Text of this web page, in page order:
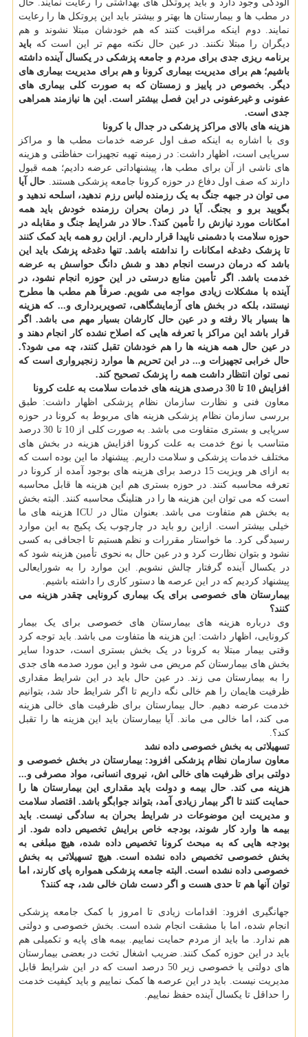
آلودگی وجود دارد و باید پروتکل های بهداشتی را رعایت نمایند. حال
در مطب ها و بیمارستان ها بهتر و بیشتر باید این پروتکل ها را رعایت
نمایند. دوم اینکه مراقبت کنند که هم خودشان مبتلا نشوند و هم
دیگران را مبتلا نکنند. در عین حال نکته مهم تر این است که باید
برنامه ریزی جدی برای مردم و جامعه پزشکی در یکسال آینده داشته
باشیم؛ هم برای مدیریت بیماری کرونا و هم برای مدیریت بیماری های
دیگر. بخصوص در پاییز و زمستان که به صورت کلی بیماری های
عفونی و غیرعفونی در این فصل بیشتر است. این ها نیازمند همراهی
جدی است.
هزینه های بالای مراکز پزشکی در جدال با کرونا
وی با اشاره به اینکه صف اول عرضه خدمات مطب ها و مراکز
سرپایی است، اظهار داشت: در زمینه تهیه تجهیزات حفاظتی و هزینه
های ناشی از آن برای مطب ها، پیشنهاداتی عرضه دادیم؛ همه قبول
دارند که صف اول دفاع در حوزه کرونا جامعه پزشکی هستند. حال آیا
می توان در جبهه جنگ به یک رزمنده لباس رزم ندهید، اسلحه ندهید و
بگویید برو و بجنگ. آیا در زمان بحران رزمنده خودش باید همه
امکانات مورد نیازش را تأمین کند؟. حالا در شرایط جنگ و مقابله در
حوزه سلامت با دشمنی ناپیدا قرار داریم. ازاین رو همه باید کمک کنند
تا پزشک دغدغه امکانات را نداشته باشد. تنها دغدغه پزشک باید این
باشد که درمان درست انجام دهد و شش دانگ حواسش به عرضه
خدمت باشد. اگر تأمین منابع درستی در این حوزه انجام نشود، در
آینده با مشکلات زیادی مواجه می شویم. صرفاً هم مطب ها مطرح
نیستند، بلکه در بخش های آزمایشگاهی، تصویربرداری و... که هزینه
ها بسیار بالا رفته و در عین حال کارشان بسیار مهم می باشد. اگر
قرار باشد این مراکز با تعرفه هایی که اصلاح نشده کار انجام دهند و
در عین حال همه هزینه ها را هم خودشان تقبل کنند، چه می شود؟.
حال خرابی تجهیزات و... در این تحریم ها موارد زنجیرواری است که
نمی توان انتظار داشت همه را پزشک تصحیح کند.
افزایش 10 تا 30 درصدی هزینه های خدمات سلامت به علت کرونا
معاون فنی و نظارت سازمان نظام پزشکی اظهار داشت: طبق
بررسی سازمان نظام پزشکی هزینه های مربوط به کرونا در حوزه
سرپایی و بستری متفاوت می باشد. به صورت کلی از 10 تا 30 درصد
متناسب با نوع خدمت به علت کرونا افزایش هزینه در بخش های
مختلف خدمات پزشکی و سلامت داریم. پیشنهاد ما این بوده است که
به ازای هر ویزیت 15 درصد برای هزینه های بوجود آمده از کرونا در
تعرفه محاسبه کنند. در حوزه بستری هم این هزینه ها قابل محاسبه
است که می توان این هزینه ها را در هتلینگ محاسبه کنند. البته بخش
به بخش هم متفاوت می باشد. بعنوان مثال در ICU هزینه های ما
خیلی بیشتر است. ازاین رو باید در چارچوب یک پکیج به این موارد
رسیدگی کرد. ما خواستار مقررات و نظم هستیم تا اجحافی به کسی
نشود و بتوان نظارت کرد و در عین حال به نحوی تأمین هزینه شود که
در یکسال آینده گرفتار چالش نشویم. این موارد را به شورایعالی
پیشنهاد کردیم که در این عرصه ها دستور کاری را داشته باشیم.
بیمارستان های خصوصی برای یک بیماری کرونایی چقدر هزینه می
کنند؟
وی درباره هزینه های بیمارستان های خصوصی برای یک بیمار
کرونایی، اظهار داشت: این هزینه ها متفاوت می باشد. باید توجه کرد
وقتی بیمار مبتلا به کرونا در یک بخش بستری است، حدودا سایر
بخش های بیمارستان کم مریض می شود و این مورد صدمه های جدی
را به بیمارستان می زند. در عین حال باید در این شرایط مقداری
ظرفیت هایمان را هم خالی نگه داریم تا اگر شرایط حاد شد، بتوانیم
خدمت عرضه دهیم. حال بیمارستان برای ظرفیت های خالی هزینه
می کند، اما خالی می ماند. آیا بیمارستان باید این هزینه ها را تقبل
کند؟.
تسهیلاتی به بخش خصوصی داده نشد
معاون سازمان نظام پزشکی افزود: بیمارستان در بخش خصوصی و
دولتی برای ظرفیت های خالی اش، نیروی انسانی، مواد مصرفی و...
هزینه می کند. حال بیمه و دولت باید مقداری این بیمارستان ها را
حمایت کنند تا اگر بیمار زیادی آمد، بتواند جوابگو باشد. اقتصاد سلامت
و مدیریت این موضوعات در شرایط بحران به سادگی نیست. باید
بیمه ها وارد کار شوند، بودجه خاص برایش تخصیص داده شود. از
بودجه هایی که به مبحث کرونا تخصیص داده شده، هیچ مبلغی به
بخش خصوصی تخصیص داده نشده است. هیچ تسهیلاتی به بخش
خصوصی داده نشده است. البته جامعه پزشکی همواره پای کارند، اما
توان آنها هم تا حدی هست و اگر دست شان خالی شد، چه کنند؟
جهانگیری افزود: اقدامات زیادی تا امروز با کمک جامعه پزشکی
انجام شده، اما با مشقت انجام شده است. بخش خصوصی و دولتی
هم ندارد. ما باید از مردم حمایت نماییم. بیمه های پایه و تکمیلی هم
باید در این حوزه کمک کنند. ضریب اشغال تخت در بعضی بیمارستان
های دولتی یا خصوصی زیر 50 درصد است که در این شرایط قابل
مدیریت نیست. باید در این عرصه ها کمک نماییم و باید کیفیت خدمت
را حداقل تا یکسال آینده حفظ نماییم.